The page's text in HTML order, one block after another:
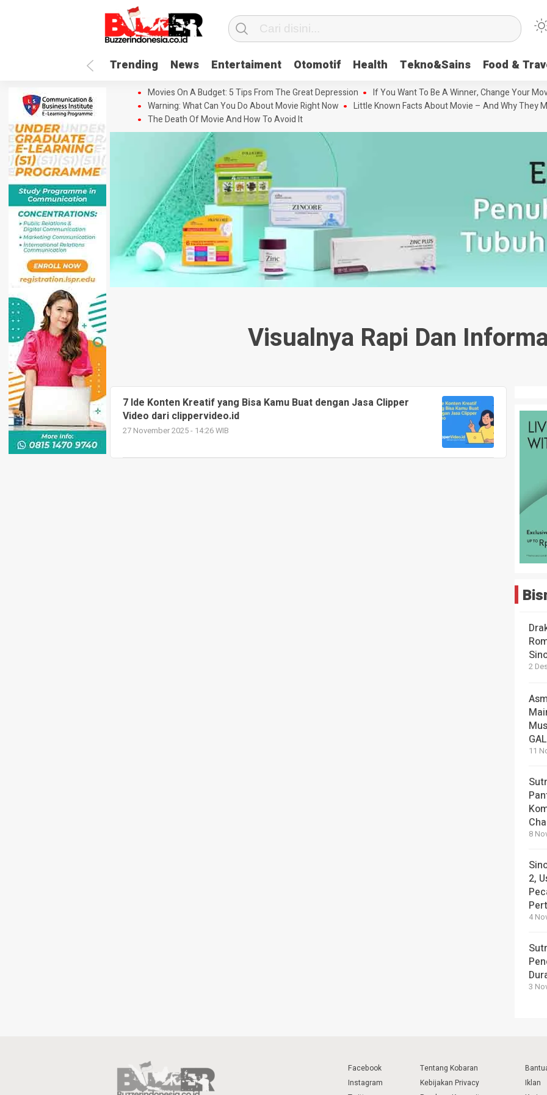
Trending News Entertaiment Otomotif Health Tekno&Sains Food &
Movies On A Budget: 5 Tips From The Great Depression
If You Want To Be A Winner, Change Your
Warning: What Can You Do About Movie Right Now
Little Known Facts About Movie – And Why They
The Death Of Movie And How To Avoid It
Visualnya Rapi Dan
7 Ide Konten Kreatif yang Bisa Kamu Buat dengan Jasa Clipper
Video dari clippervideo.id
27 November 2025 - 14:26 WIB
2
11
8
2,
4
3
Facebook
Instagram
Tentang Kobaran
Kebijakan Privacy
Iklan